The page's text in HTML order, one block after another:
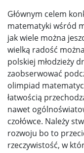
Głównym celem
matematyki wśród
jak wiele można
wielką radość
polskiej młodzieży
zaobserwować
olimpiad
łatwością
nawet
czołówce. Należy
rozwoju bo to
rzeczywistość, w